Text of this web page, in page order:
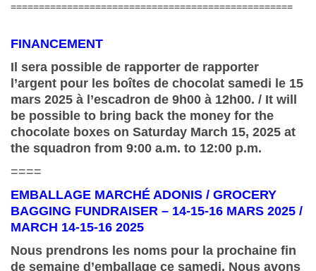
==================================================
FINANCEMENT
Il sera possible de rapporter de rapporter
l’argent pour les boîtes de chocolat samedi le 15
mars 2025 à l’escadron de 9h00 à 12h00. / It will
be possible to bring back the money for the
chocolate boxes on Saturday March 15, 2025 at
the squadron from 9:00 a.m. to 12:00 p.m.
====
EMBALLAGE MARCHÉ ADONIS / GROCERY
BAGGING FUNDRAISER – 14-15-16 MARS 2025 /
MARCH 14-15-16 2025
Nous prendrons les noms pour la prochaine fin
de semaine d’emballage ce samedi. Nous avons